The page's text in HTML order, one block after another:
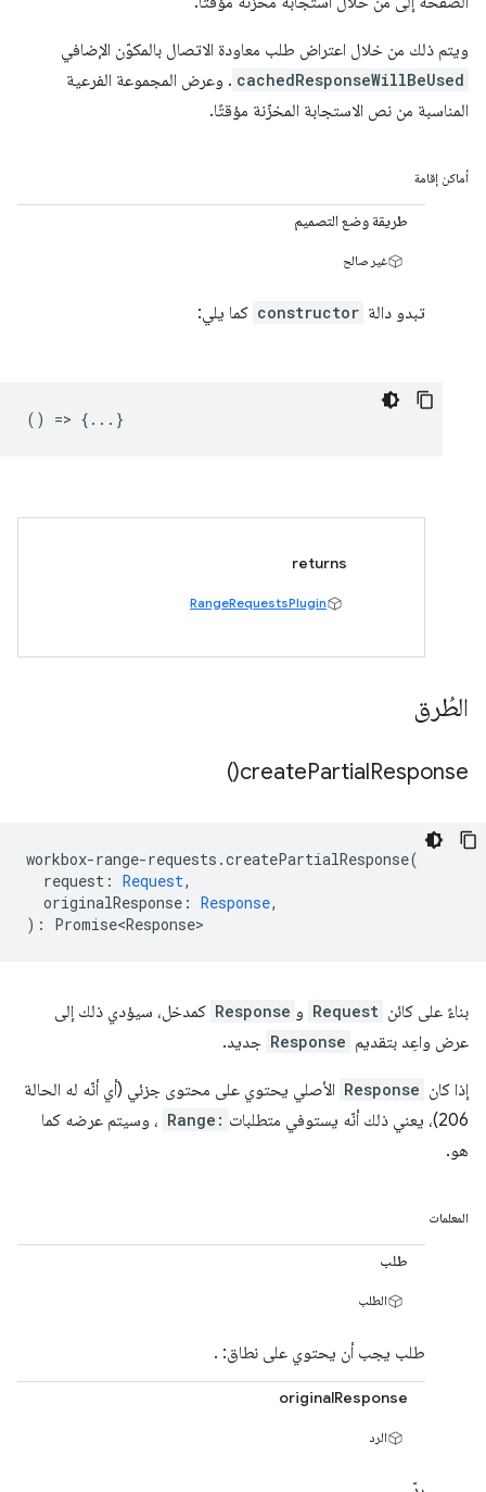
ويتم ذلك من خلال اعتراض طلب معاودة الاتصال بالمكوّن الإضافي
cachedResponseWillBeUsed . وعرض المجموعة الفرعية
المناسبة من نص الاستجابة المخزّنة مؤقتًا.
أماكن إقامة
طريقة وضع التصميم
غير صالح
تبدو دالة constructor كما يلي:
() => {...}
returns
RangeRequestsPlugin
الطُرق
createPartialResponse(
)
workbox-range-requests .createPartialResponse(
request : Request,
originalResponse : Response,
) : Promise<Response>
بناءً على كائن Request و Response كمدخل، سيؤدي ذلك إلى
عرض واعِد بتقديم Response جديد.
إذا كان Response الأصلي يحتوي على محتوى جزئي (أي أنّه له الحالة
206)، يعني ذلك أنّه يستوفي متطلبات
Range: ، وسيتم عرضه كما
هو.
المعلمات
طلب
الطلب
طلب يجب أن يحتوي على نطاق: .
originalResponse
الرد